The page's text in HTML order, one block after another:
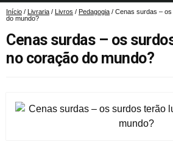
Início / Livraria / Livros / Pedagogia / Cenas surdas –
do mundo?
Cenas surdas – os
no coração do mundo?